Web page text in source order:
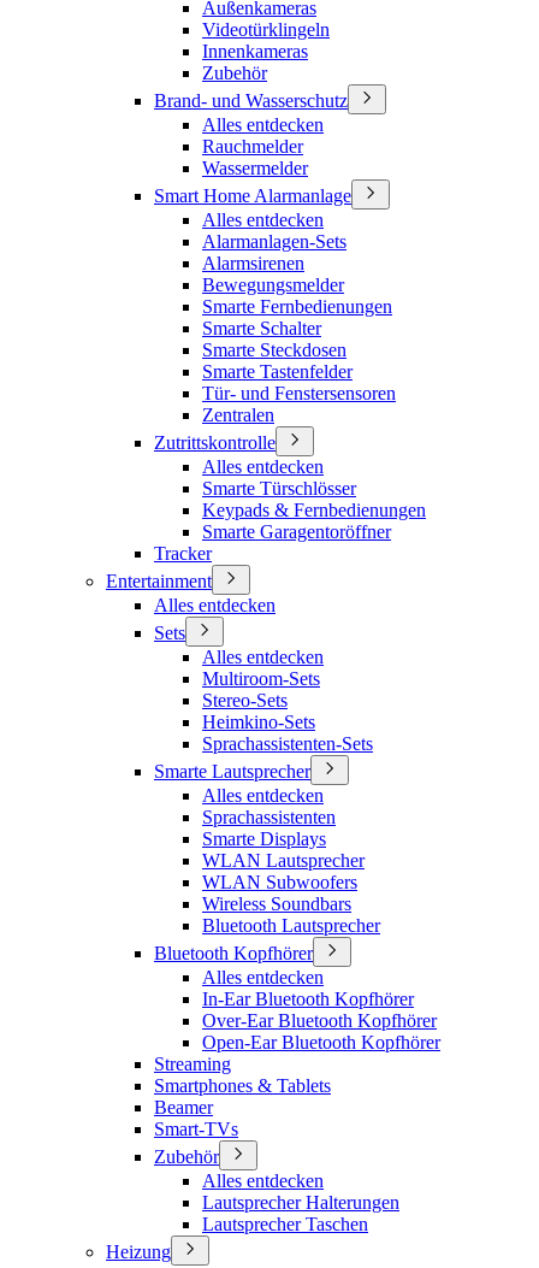
Außenkameras
Videotürklingeln
Innenkameras
Zubehör
Brand- und Wasserschutz
Alles entdecken
Rauchmelder
Wassermelder
Smart Home Alarmanlage
Alles entdecken
Alarmanlagen-Sets
Alarmsirenen
Bewegungsmelder
Smarte Fernbedienungen
Smarte Schalter
Smarte Steckdosen
Smarte Tastenfelder
Tür- und Fenstersensoren
Zentralen
Zutrittskontrolle
Alles entdecken
Smarte Türschlösser
Keypads & Fernbedienungen
Smarte Garagentoröffner
Tracker
Entertainment
Alles entdecken
Sets
Alles entdecken
Multiroom-Sets
Stereo-Sets
Heimkino-Sets
Sprachassistenten-Sets
Smarte Lautsprecher
Alles entdecken
Sprachassistenten
Smarte Displays
WLAN Lautsprecher
WLAN Subwoofers
Wireless Soundbars
Bluetooth Lautsprecher
Bluetooth Kopfhörer
Alles entdecken
In-Ear Bluetooth Kopfhörer
Over-Ear Bluetooth Kopfhörer
Open-Ear Bluetooth Kopfhörer
Streaming
Smartphones & Tablets
Beamer
Smart-TVs
Zubehör
Alles entdecken
Lautsprecher Halterungen
Lautsprecher Taschen
Heizung